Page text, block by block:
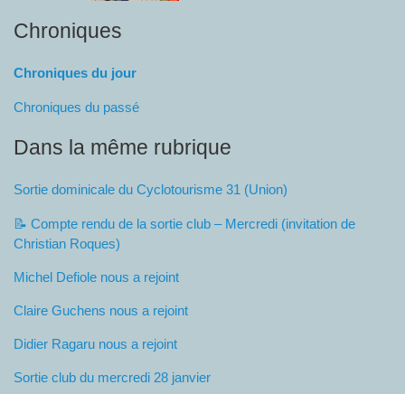
Chroniques
Chroniques du jour
Chroniques du passé
Dans la même rubrique
Sortie dominicale du Cyclotourisme 31 (Union)
📝 Compte rendu de la sortie club – Mercredi (invitation de
Christian Roques)
Michel Defiole nous a rejoint
Claire Guchens nous a rejoint
Didier Ragaru nous a rejoint
Sortie club du mercredi 28 janvier